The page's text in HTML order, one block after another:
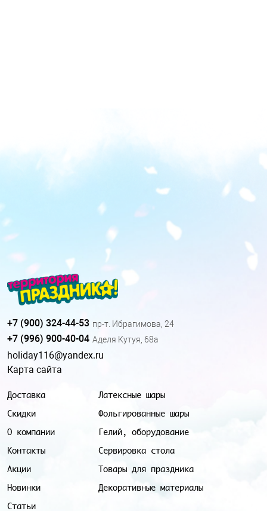
Доставка
Скидки
О компании
Контакты
Акции
Новинки
Статьи
Латексные шары
Фольгированные шары
Гелий, оборудование
Сервировка стола
Товары для праздника
Декоративные материалы
+7 (900) 324-44-53 пр-т. Ибрагимова, 24
+7 (996) 900-40-04 Аделя Кутуя, 68а
holiday116@yandex.ru
Карта сайта